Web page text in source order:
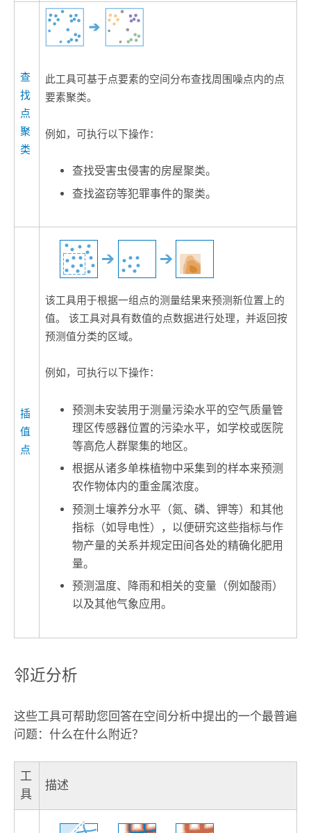
查
找
点
聚
类
此工具可基于点要素的空间分布查找周围噪点内的点
要素聚类。
例如，可执行以下操作：
查找受害虫侵害的房屋聚类。
查找盗窃等犯罪事件的聚类。
插
值
点
该工具用于根据一组点的测量结果来预测新位置上的
值。 该工具对具有数值的点数据进行处理，并返回按
预测值分类的区域。
例如，可执行以下操作：
预测未安装用于测量污染水平的空气质量管
理区传感器位置的污染水平，如学校或医院
等高危人群聚集的地区。
根据从诸多单株植物中采集到的样本来预测
农作物体内的重金属浓度。
预测土壤养分水平（氮、磷、钾等）和其他
指标（如导电性），以便研究这些指标与作
物产量的关系并规定田间各处的精确化肥用
量。
预测温度、降雨和相关的变量（例如酸雨）
以及其他气象应用。
邻近分析
这些工具可帮助您回答在空间分析中提出的一个最普遍
问题：什么在什么附近？
工
具
描述